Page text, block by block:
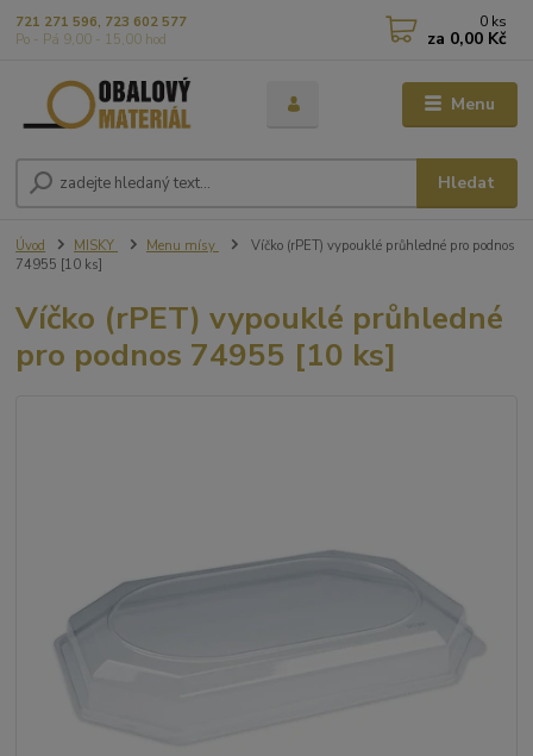
Menu
Hledat
721 271 596, 723 602 577
Po - Pá 9,00 - 15,00 hod
0 ks
za 0,00 Kč
Úvod MISKY Menu mísy
Víčko (rPET) vypouklé průhledné pro podnos
74955 [10 ks]
Víčko (rPET) vypouklé průhledné
pro podnos 74955 [10 ks]